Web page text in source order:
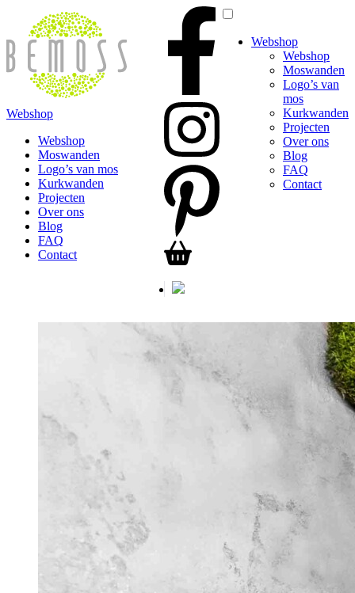
Webshop
Webshop
Moswanden
Logo’s van mos
Kurkwanden
Projecten
Over ons
Blog
FAQ
Contact
Webshop
Webshop
Moswanden
Logo’s van
mos
Kurkwanden
Projecten
Over ons
Blog
FAQ
Contact